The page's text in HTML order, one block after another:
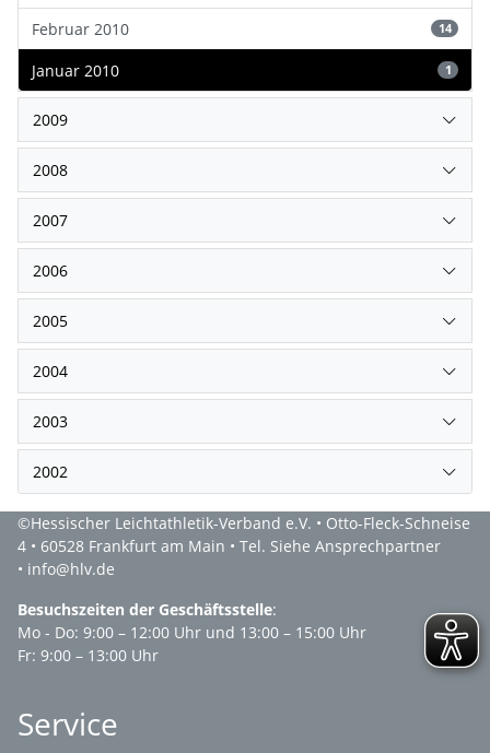
Februar 2010 14
Januar 2010 1
2009
2008
2007
2006
2005
2004
2003
2002
©Hessischer Leichtathletik-Verband e.V. • Otto-Fleck-Schneise
4 • 60528 Frankfurt am Main • Tel. Siehe Ansprechpartner
• info@hlv.de
Besuchszeiten der Geschäftsstelle:
Mo - Do: 9:00 – 12:00 Uhr und 13:00 – 15:00 Uhr
Fr: 9:00 – 13:00 Uhr
Service